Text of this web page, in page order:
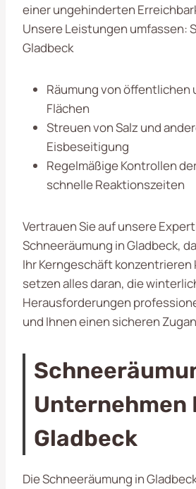
einer ungehinderten
Unsere Leistungen umfassen:
Gladbeck
Räumung von öffentlichen
Flächen
Streuen von Salz und
Eisbeseitigung
Regelmäßige Kontrollen
schnelle Reaktionszeiten
Vertrauen Sie auf unsere
Schneeräumung in Gladbeck,
Ihr Kerngeschäft konzentrieren
setzen alles daran, die
Herausforderungen
und Ihnen einen sicheren
Unternehmen
Gladbeck
Die Schneeräumung in